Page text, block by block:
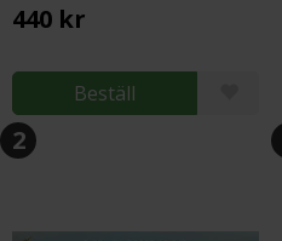
440 kr
Beställ
2